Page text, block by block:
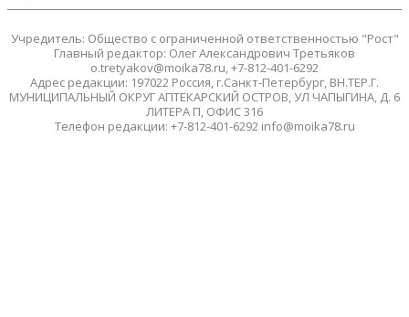
Учредитель: Общество с ограниченной ответственностью "Рост"
Главный редактор: Олег Александрович Третьяков
o.tretyakov@moika78.ru, +7-812-401-6292
Адрес редакции: 197022 Россия, г.Санкт-Петербург, ВН.ТЕР.Г.
МУНИЦИПАЛЬНЫЙ ОКРУГ АПТЕКАРСКИЙ ОСТРОВ, УЛ ЧАПЫГИНА, Д. 6
ЛИТЕРА П, ОФИС 316
Телефон редакции: +7-812-401-6292 info@moika78.ru